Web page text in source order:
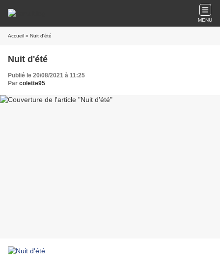
MENU
Accueil » Nuit d'été
Nuit d'été
Publié le 20/08/2021 à 11:25
Par colette95